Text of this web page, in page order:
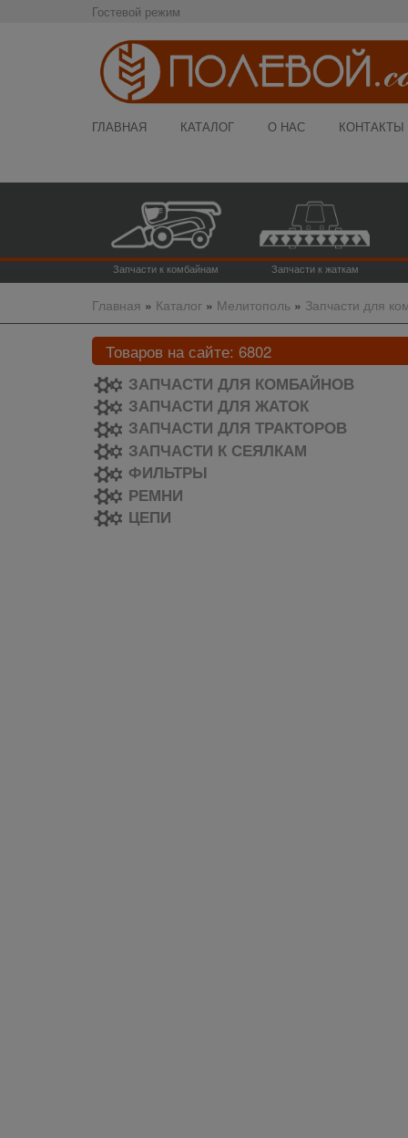
Гостевой режим
ГЛАВНАЯ КАТАЛОГ О НАС КОНТАКТЫ
Запчасти к комбайнам Запчасти к жаткам
Главная » Каталог» Мелитополь» Запчасти для
Товаров на сайте: 6802
ЗАПЧАСТИ ДЛЯ КОМБАЙНОВ
ЗАПЧАСТИ ДЛЯ ЖАТОК
ЗАПЧАСТИ ДЛЯ ТРАКТОРОВ
ЗАПЧАСТИ К СЕЯЛКАМ
ФИЛЬТРЫ
РЕМНИ
ЦЕПИ